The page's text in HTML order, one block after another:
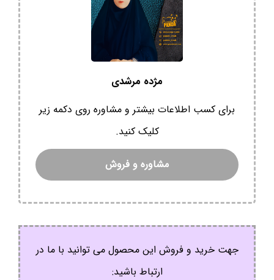
مژده مرشدی
برای کسب اطلاعات بیشتر و مشاوره روی دکمه زیر
کلیک کنید.
مشاوره و فروش
جهت خرید و فروش این محصول می توانید با ما در
ارتباط باشید: